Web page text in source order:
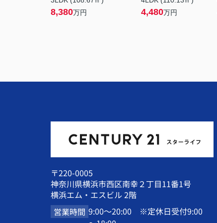
8,380万円 4,480万円
〒220-0005
神奈川県横浜市西区南幸２丁目11番1号
横浜エム・エスビル 2階
営業時間 9:00～20:00 ※定休日受付9:00